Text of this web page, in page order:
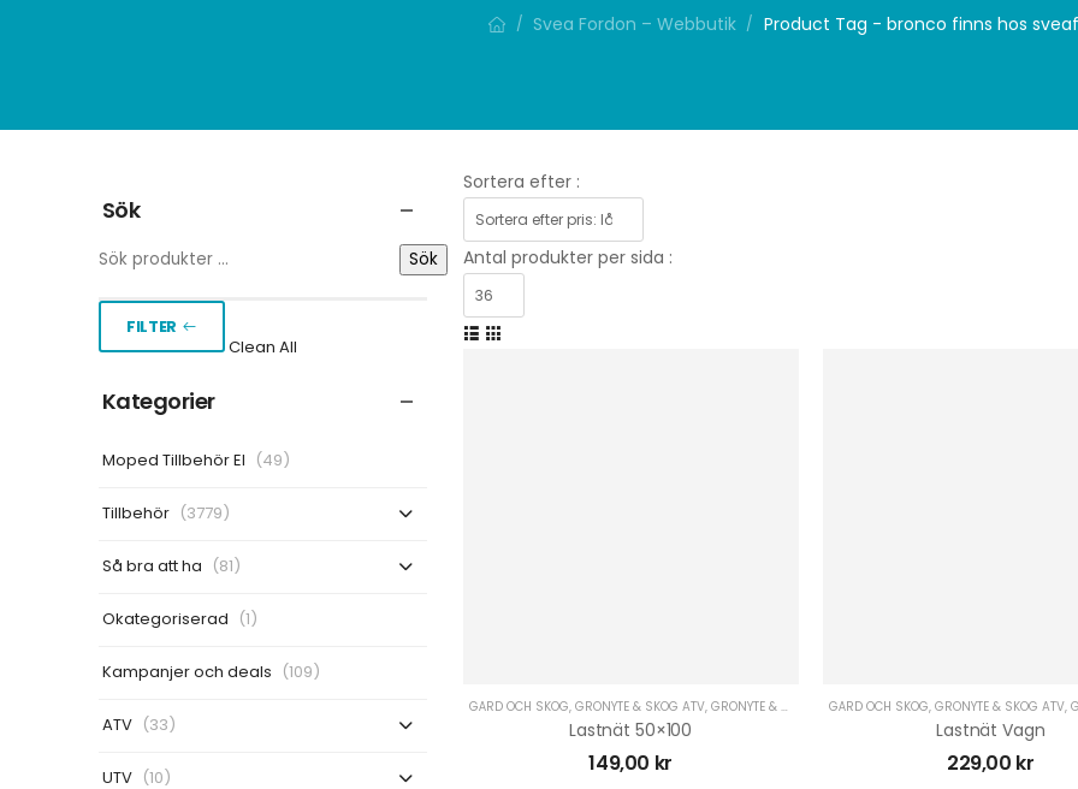
/ Svea Fordon – Webbutik / Product Tag - bronco finns hos
Sök
Sök
FILTER
Clean All
Kategorier
Moped Tillbehör El (49)
Tillbehör (3779)
Så bra att ha (81)
Okategoriserad (1)
Kampanjer och deals (109)
ATV (33)
UTV (10)
Sortera efter :
Antal produkter per sida :
GÅRD OCH SKOG, GRÖNYTE & SKOG ATV, GRÖNYTE & SKOG UTV ,UTRUSTNING UNIVERSAL, VAGNAR &
Lastnät 50×100
149,00 kr
GÅRD OCH SKOG, GRÖNYTE & SKOG ATV,
Lastnät Vagn
229,00 kr